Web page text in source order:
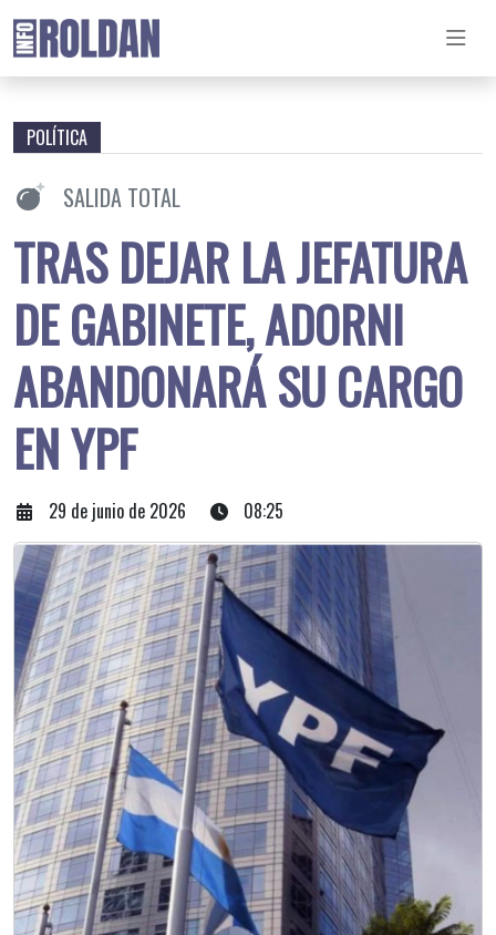
POLÍTICA
SALIDA TOTAL
TRAS DEJAR LA JEFATURA
DE GABINETE, ADORNI
ABANDONARÁ SU CARGO
EN YPF
29 de junio de 2026 08:25